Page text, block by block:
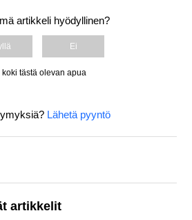
artikkeli hyödyllinen?
Ei
koki tästä olevan apua
Lähetä pyyntö
artikkelit